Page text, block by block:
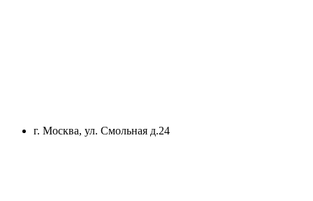
г. Москва, ул. Смольная д.24